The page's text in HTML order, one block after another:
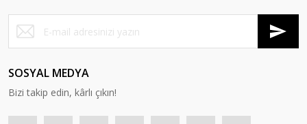
SOSYAL MEDYA
Bizi takip edin, kârlı çıkın!